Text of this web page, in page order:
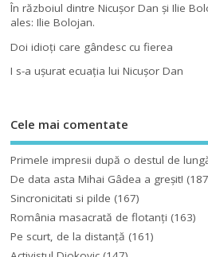
În războiul dintre Nicuşor Dan şi Ilie
ales: Ilie Bolojan.
Doi idioţi care gândesc cu fierea
I s-a uşurat ecuaţia lui Nicuşor Dan
Cele mai comentate
Primele impresii după o destul de
De data asta Mihai Gâdea a greşit!
Sincronicitati si pilde (167)
România masacrată de flotanţi (163)
Pe scurt, de la distanță (161)